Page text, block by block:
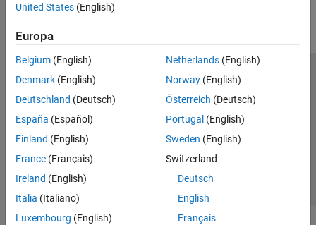
United States (English)
Europa
Belgium (English)
Denmark (English)
Deutschland (Deutsch)
España (Español)
Finland (English)
France (Français)
Ireland (English)
Italia (Italiano)
Luxembourg (English)
Netherlands(English)
Norway(English)
Österreich (Deutsch)
Portugal (English)
Sweden (English)
Switzerland
Deutsch
English
Français
Centro di fiducia
Informativa sulla privacy
Antipirateria
Stato dell'applicazione
Contatti
© 1994-2026 The MathWorks, Inc.